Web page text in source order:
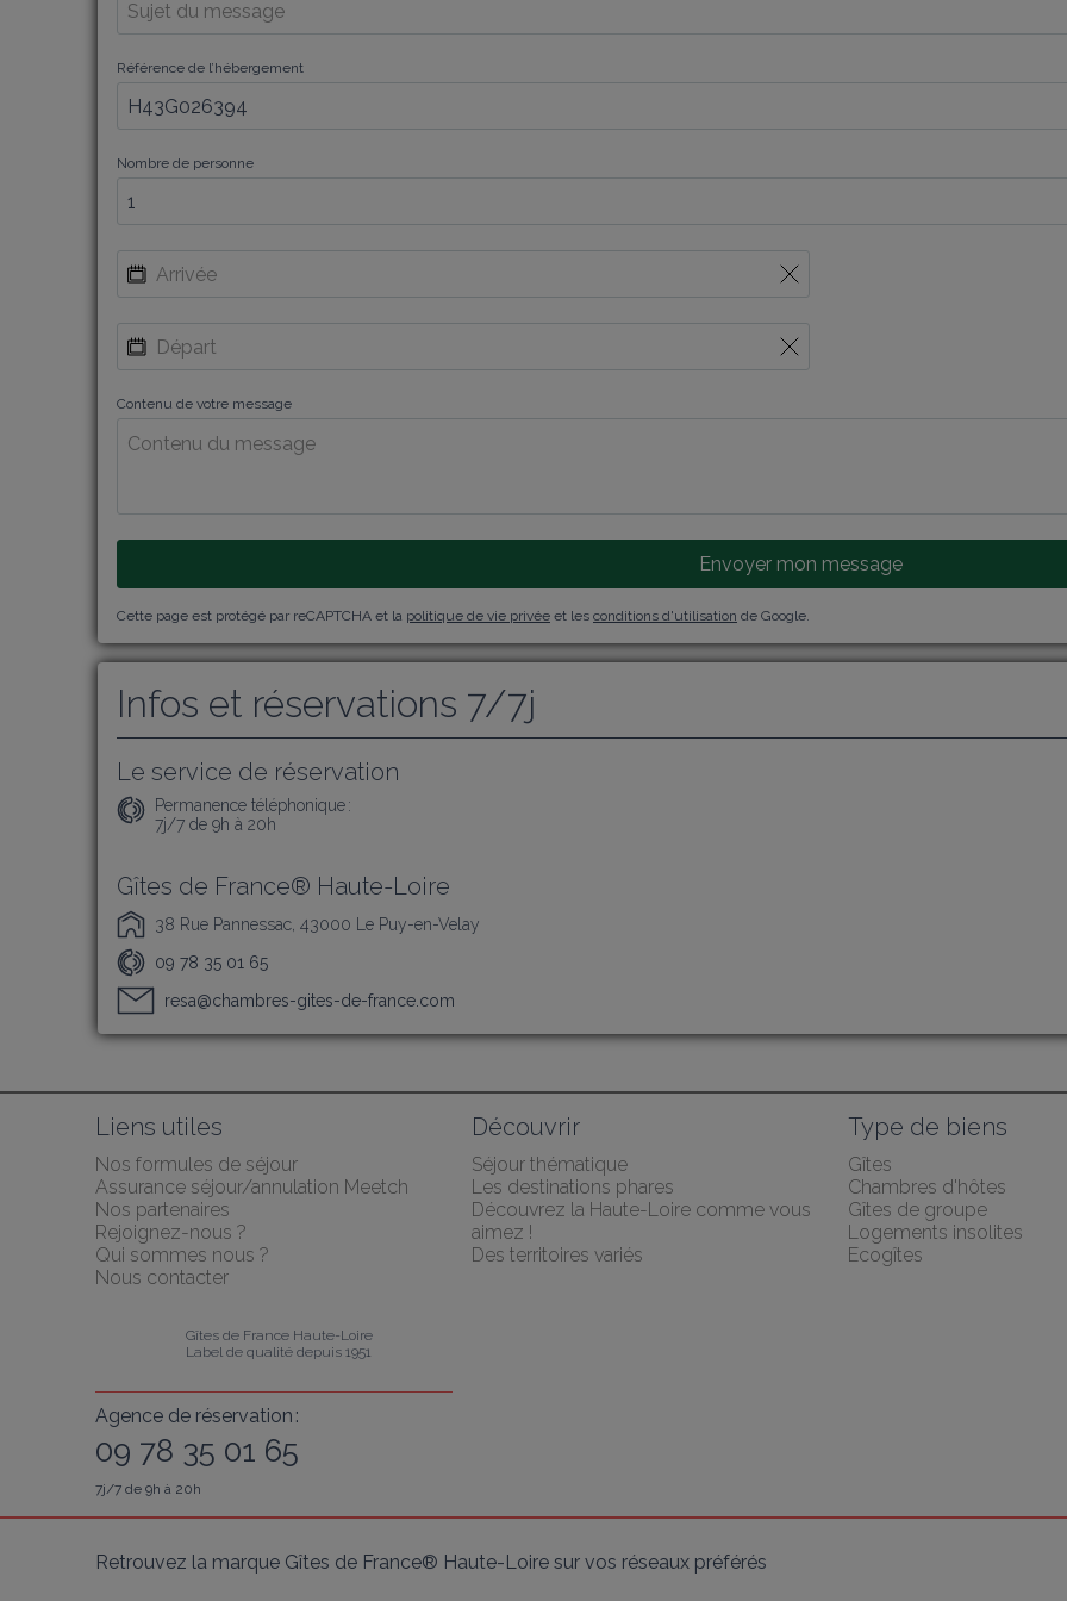
Référence de l’hébergement
Nombre de personne
Contenu de votre message
Envoyer mon message
Cette page est protégé par reCAPTCHA et la politique de vie privée et les conditions d'utilisation de Google.
Infos et réservations 7/7j
Le service de réservation
Permanence téléphonique :
7j/7 de 9h à 20h
Gîtes de France® Haute-Loire
38 Rue Pannessac, 43000 Le Puy-en-Velay
09 78 35 01 65
resa@chambres-gites-de-france.com
Liens utiles
Nos formules de séjour
Assurance séjour/annulation Meetch
Nos partenaires
Rejoignez-nous ?
Qui sommes nous ?
Nous contacter
Découvrir
Séjour thématique
Les destinations phares
Découvrez la Haute-Loire comme vous
aimez !
Des territoires variés
Type de biens
Gîtes
Chambres d'hôtes
Gîtes de groupe
Logements insolites
Ecogîtes
Gîtes de France Haute-Loire
Label de qualité depuis 1951
Agence de réservation :
09 78 35 01 65
7j/7 de 9h à 20h
Retrouvez la marque Gîtes de France® Haute-Loire sur vos réseaux préférés